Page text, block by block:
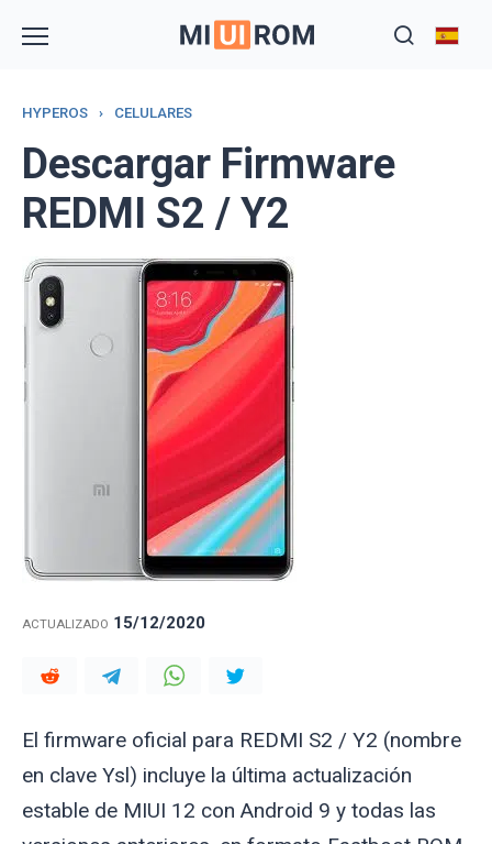
HYPEROS › CELULARES
Descargar Firmware
REDMI S2 / Y2
ACTUALIZADO 15/12/2020
El firmware oficial para REDMI S2 / Y2 (nombre
en clave Ysl) incluye la última actualización
estable de MIUI 12 con Android 9 y todas las